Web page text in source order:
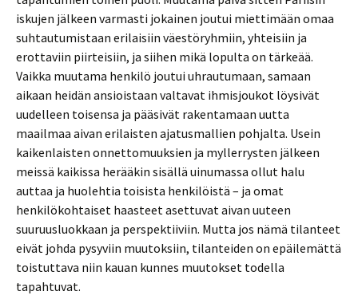
iskujen jälkeen varmasti jokainen joutui miettimään omaa
suhtautumistaan erilaisiin väestöryhmiin, yhteisiin ja
erottaviin piirteisiin, ja siihen mikä lopulta on tärkeää.
Vaikka muutama henkilö joutui uhrautumaan, samaan
aikaan heidän ansioistaan valtavat ihmisjoukot löysivät
uudelleen toisensa ja pääsivät rakentamaan uutta
maailmaa aivan erilaisten ajatusmallien pohjalta. Usein
kaikenlaisten onnettomuuksien ja myllerrysten jälkeen
meissä kaikissa herääkin sisällä uinumassa ollut halu
auttaa ja huolehtia toisista henkilöistä – ja omat
henkilökohtaiset haasteet asettuvat aivan uuteen
suuruusluokkaan ja perspektiiviin. Mutta jos nämä tilanteet
eivät johda pysyviin muutoksiin, tilanteiden on epäilemättä
toistuttava niin kauan kunnes muutokset todella
tapahtuvat.